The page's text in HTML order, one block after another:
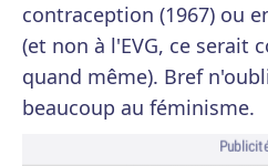
contraception (1967) ou
(et non à l'EVG, ce serait
quand même). Bref
beaucoup au féminisme.